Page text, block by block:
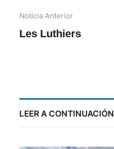
Noticia Anterior
Les Luthiers
LEER A CONTINUACIÓN